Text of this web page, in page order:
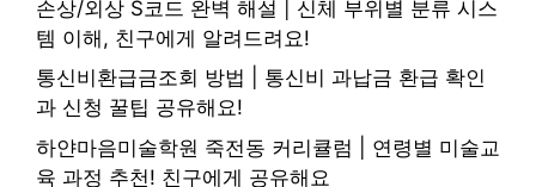
손상/외상 S코드 완벽 해설 | 신체 부위별 분류 시스
템 이해, 친구에게 알려드려요!
통신비환급금조회 방법 | 통신비 과납금 환급 확인
과 신청 꿀팁 공유해요!
하얀마음미술학원 죽전동 커리큘럼 | 연령별 미술교
육 과정 추천! 친구에게 공유해요